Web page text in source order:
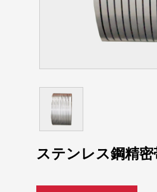
ステンレス鋼精密